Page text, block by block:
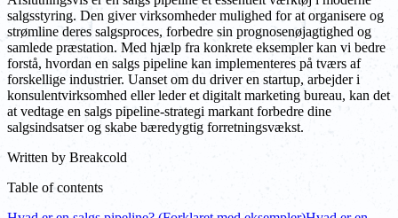
salgsstyring. Den giver virksomheder mulighed for at organisere og
strømline deres salgsproces, forbedre sin prognosenøjagtighed og
samlede præstation. Med hjælp fra konkrete eksempler kan vi bedre
forstå, hvordan en salgs pipeline kan implementeres på tværs af
forskellige industrier. Uanset om du driver en startup, arbejder i
konsulentvirksomhed eller leder et digitalt marketing bureau, kan det
at vedtage en salgs pipeline-strategi markant forbedre dine
salgsindsatser og skabe bæredygtig forretningsvækst.
Written by Breakcold
Table of contents